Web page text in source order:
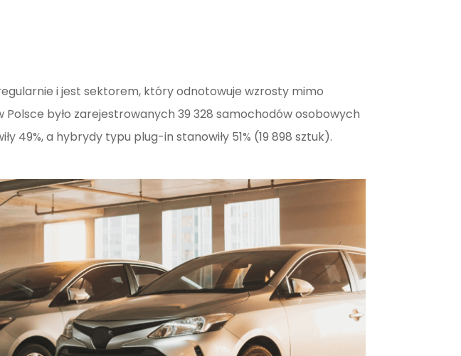
i jest sektorem, który odnotowuje wzrosty mimo
było zarejestrowanych 39 328 samochodów osobowych
49%, a hybrydy typu plug-in stanowiły 51% (19 898 sztuk).